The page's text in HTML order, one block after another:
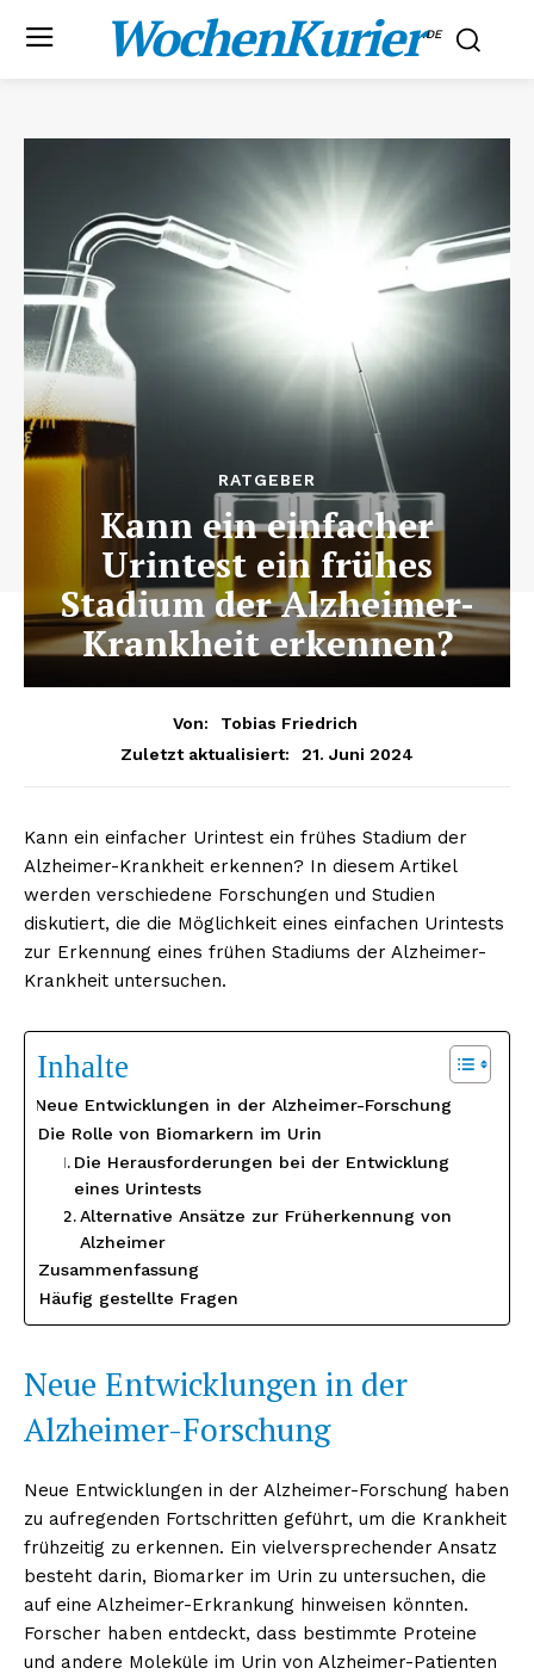
WochenKurier.DE
RATGEBER
Kann ein einfacher
Urintest ein frühes
Stadium der Alzheimer-
Krankheit erkennen?
Von:
Tobias Friedrich
Zuletzt aktualisiert:
21. Juni 2024
Kann ein einfacher Urintest ein frühes Stadium der
Alzheimer-Krankheit erkennen? In diesem Artikel
werden verschiedene Forschungen und Studien
diskutiert, die die Möglichkeit eines einfachen Urintests
zur Erkennung eines frühen Stadiums der Alzheimer-
Krankheit untersuchen.
Inhalte
Neue Entwicklungen in der Alzheimer-Forschung
Die Rolle von Biomarkern im Urin
Die Herausforderungen bei der Entwicklung
eines Urintests
Alternative Ansätze zur Früherkennung von
Alzheimer
Zusammenfassung
Häufig gestellte Fragen
Neue Entwicklungen in der
Alzheimer-Forschung
Neue Entwicklungen in der Alzheimer-Forschung haben
zu aufregenden Fortschritten geführt, um die Krankheit
frühzeitig zu erkennen. Ein vielversprechender Ansatz
besteht darin, Biomarker im Urin zu untersuchen, die
auf eine Alzheimer-Erkrankung hinweisen könnten.
Forscher haben entdeckt, dass bestimmte Proteine
und andere Moleküle im Urin von Alzheimer-Patienten